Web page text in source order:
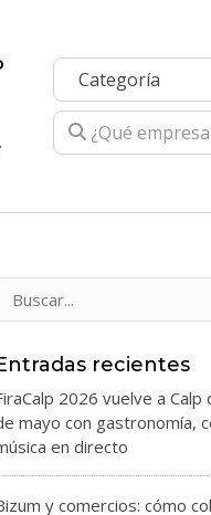
Categoría
¿Qué empresa
recientes
2026 vuelve a Calp
mayo con gastronomía,
en directo
y comercios: cómo